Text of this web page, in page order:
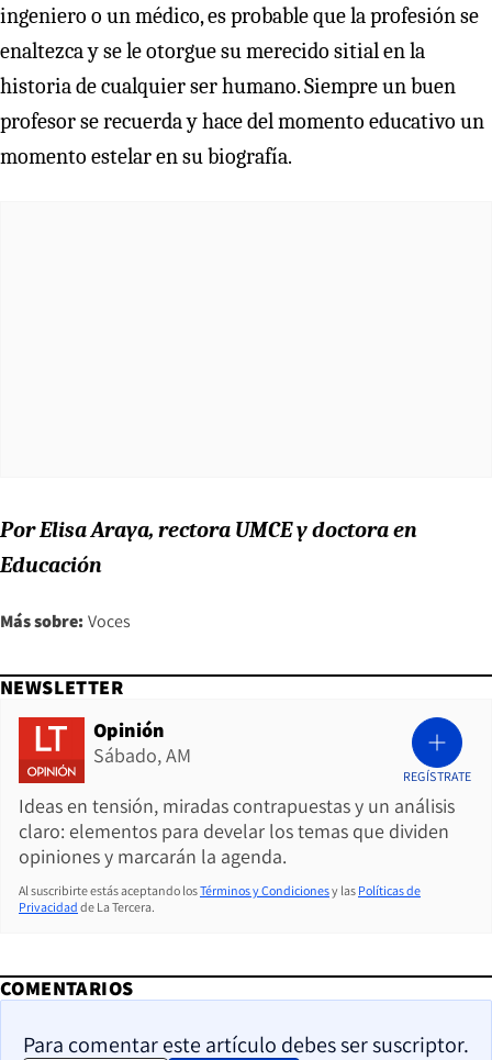
ingeniero o un médico, es probable que la profesión se
enaltezca y se le otorgue su merecido sitial en la
historia de cualquier ser humano. Siempre un buen
profesor se recuerda y hace del momento educativo un
momento estelar en su biografía.
Por Elisa Araya, rectora UMCE y doctora en
Educación
Más sobre: Voces
NEWSLETTER
Opinión
Sábado, AM
Ideas en tensión, miradas contrapuestas y un análisis
claro: elementos para develar los temas que dividen
opiniones y marcarán la agenda.
REGÍSTRATE
Al suscribirte estás aceptando losTérminos y Condicionesy las Políticas de
Privacidad de La Tercera.
COMENTARIOS
Para comentar este artículo debes ser suscriptor.